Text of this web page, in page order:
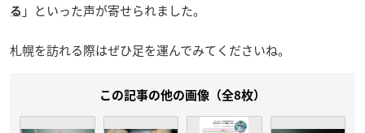
る 」といった声が寄せられました。
札幌を訪れる際はぜひ足を運んでみてくださいね。
この記事の他の画像（全8枚）